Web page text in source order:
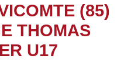
(85)
THOMAS
U17